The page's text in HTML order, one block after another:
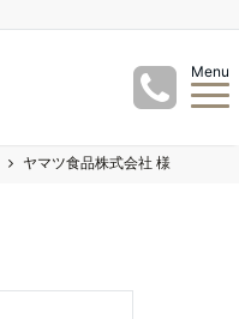
Menu
ヤマツ食品株式会社 様